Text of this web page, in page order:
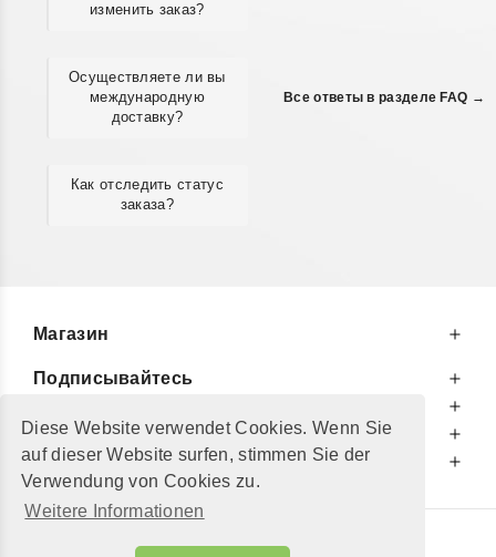
Diese Website verwendet Cookies. Wenn Sie
auf dieser Website surfen, stimmen Sie der
Verwendung von Cookies zu.
Weitere Informationen
изменить заказ?
Осуществляете ли вы
международную
доставку?
Как отследить статус
заказа?
Все ответы в разделе FAQ →
Магазин
Подписывайтесь
Информируем Вас
Дополнительно
© 2002 - 2026"Petershop GmbH"